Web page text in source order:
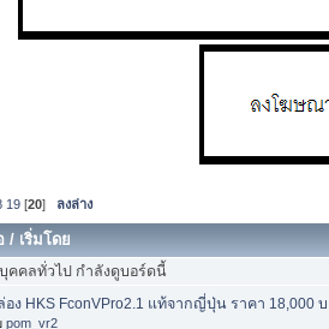
19 [20] ลงล่าง
/ เริ่มโดย
คคลทั่วไป กำลังดูบอร์ดนี้
ง HKS FconVPro2.1 แท้จากญี่ปุ่น ราคา 18,000
pom_vr2